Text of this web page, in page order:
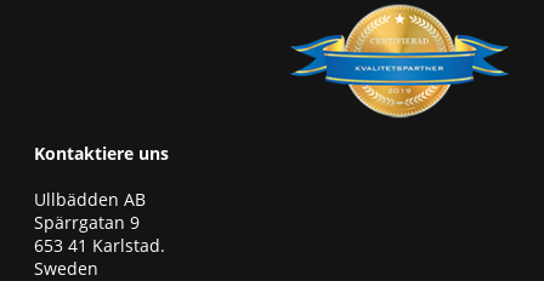
Kontaktiere uns
Ullbädden AB
Spärrgatan 9
653 41 Karlstad.
Sweden